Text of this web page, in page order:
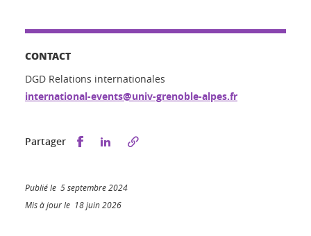
CONTACT
DGD Relations internationales
international-events@univ-grenoble-alpes.fr
Partager Partager sur Facebook
Partager sur LinkedIn
Publié le 5 septembre 2024
Mis à jour le 18 juin 2026